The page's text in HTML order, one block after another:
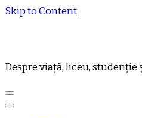
Skip to Content
Despre viață, liceu, studenție